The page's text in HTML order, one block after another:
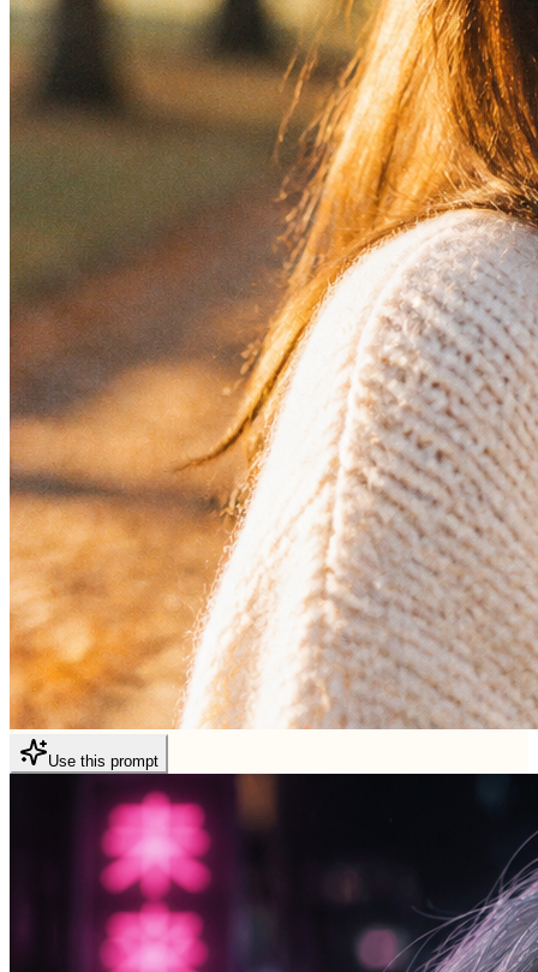
Use this prompt